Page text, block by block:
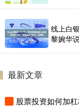
线上白
黎婉华
最新文章